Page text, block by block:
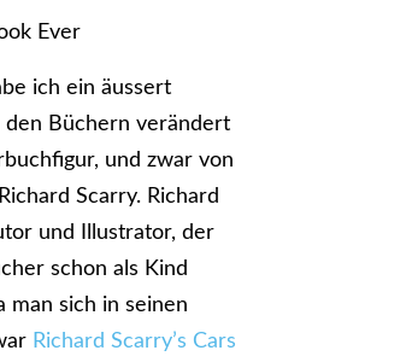
ich ein äussert
den Büchern verändert
und zwar von
Scarry. Richard
und Illustrator, der
schon als Kind
man sich in seinen
Richard Scarry’s Cars